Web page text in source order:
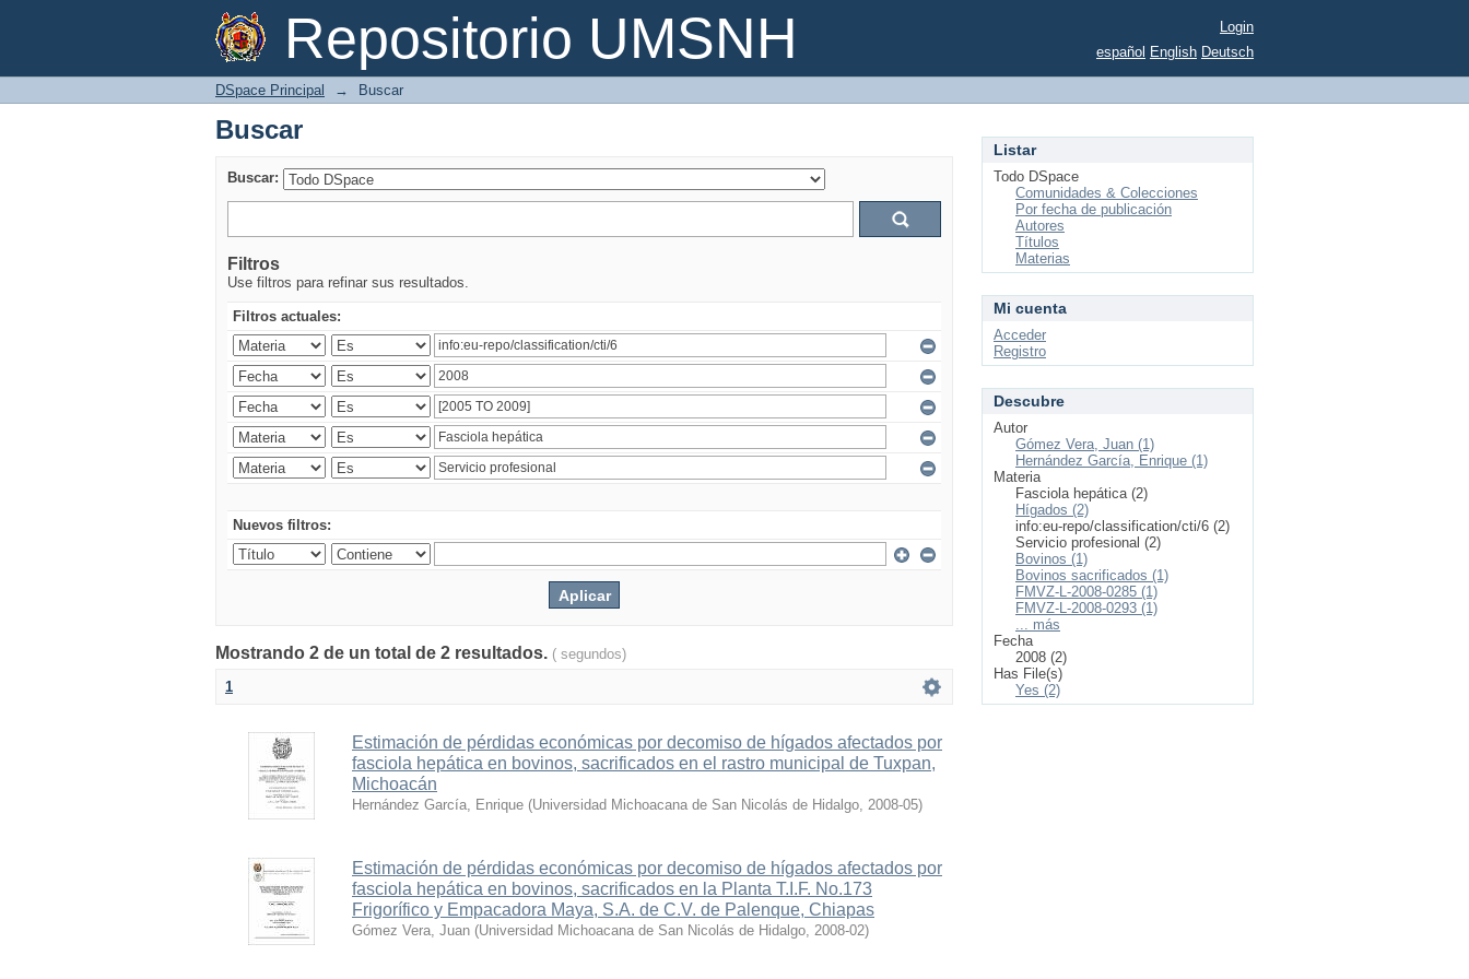
Repositorio UMSNH
Buscar
Login
español English Deutsch
DSpace Principal → Buscar
Buscar
Buscar:
Filtros
Use filtros para refinar sus resultados.
Filtros actuales:
Nuevos filtros:
Mostrando 2 de un total de 2 resultados. ( segundos)
1
Estimación de pérdidas económicas por decomiso de hígados afectados por
fasciola hepática en bovinos, sacrificados en el rastro municipal de Tuxpan,
Michoacán
Hernández García, Enrique (Universidad Michoacana de San Nicolás de Hidalgo, 2008-05)
Estimación de pérdidas económicas por decomiso de hígados afectados por
fasciola hepática en bovinos, sacrificados en la Planta T.I.F. No.173
Frigorífico y Empacadora Maya, S.A. de C.V. de Palenque, Chiapas
Gómez Vera, Juan (Universidad Michoacana de San Nicolás de Hidalgo, 2008-02)
Listar
Todo DSpace
Comunidades & Colecciones
Por fecha de publicación
Autores
Títulos
Materias
Mi cuenta
Acceder
Registro
Descubre
Autor
Gómez Vera, Juan (1)
Hernández García, Enrique (1)
Materia
Fasciola hepática (2)
Hígados (2)
info:eu-repo/classification/cti/6 (2)
Servicio profesional (2)
Bovinos (1)
Bovinos sacrificados (1)
FMVZ-L-2008-0285 (1)
FMVZ-L-2008-0293 (1)
... más
Fecha
2008 (2)
Has File(s)
Yes (2)